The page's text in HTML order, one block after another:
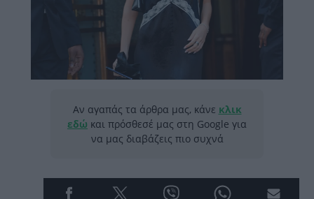
Αν αγαπάς τα άρθρα μας, κάνε κλικ
εδώ και πρόσθεσέ μας στη Google για
να μας διαβάζεις πιο συχνά